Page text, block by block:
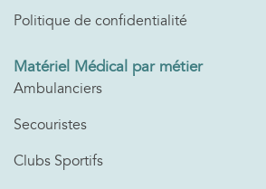
Politique de confidentialité
Matériel Médical par métier
Ambulanciers
Secouristes
Clubs Sportifs